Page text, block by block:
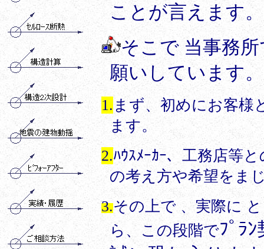
ことが言えます。
そこで 当事務
願いしています。
1. まず、初めにお客様
ます。
2.ﾊｳｽﾒｰｶｰ、工務店等
の考え方や希望をま
3.その上で 、実際に
ら、この段階でﾌﾟﾗ